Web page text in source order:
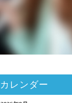
カレンダー